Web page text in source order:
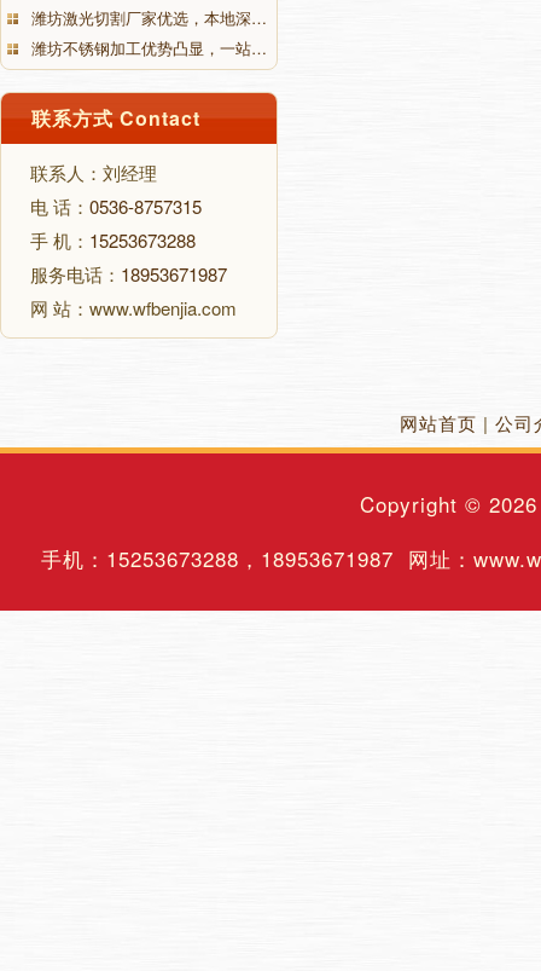
潍坊激光切割厂家优选，本地深…
潍坊不锈钢加工优势凸显，一站…
联系方式 Contact
联系人：刘经理
电 话： 0536-8757315
手 机： 15253673288
服务电话： 18953671987
网 站：www.wfbenjia.com
网站首页 | 公司
Copyright ©
手机： 15253673288 ， 18953671987 网址：